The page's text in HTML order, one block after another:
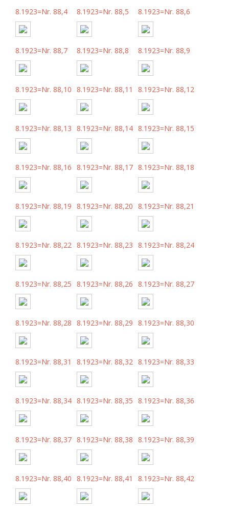
8.1923=Nr. 88,4 8.1923=Nr. 88,5 8.1923=Nr. 88,6
8.1923=Nr. 88,7 8.1923=Nr. 88,8 8.1923=Nr. 88,9
8.1923=Nr. 88,10 8.1923=Nr. 88,11 8.1923=Nr. 88,12
8.1923=Nr. 88,13 8.1923=Nr. 88,14 8.1923=Nr. 88,15
8.1923=Nr. 88,16 8.1923=Nr. 88,17 8.1923=Nr. 88,18
8.1923=Nr. 88,19 8.1923=Nr. 88,20 8.1923=Nr. 88,21
8.1923=Nr. 88,22 8.1923=Nr. 88,23 8.1923=Nr. 88,24
8.1923=Nr. 88,25 8.1923=Nr. 88,26 8.1923=Nr. 88,27
8.1923=Nr. 88,28 8.1923=Nr. 88,29 8.1923=Nr. 88,30
8.1923=Nr. 88,31 8.1923=Nr. 88,32 8.1923=Nr. 88,33
8.1923=Nr. 88,34 8.1923=Nr. 88,35 8.1923=Nr. 88,36
8.1923=Nr. 88,37 8.1923=Nr. 88,38 8.1923=Nr. 88,39
8.1923=Nr. 88,40 8.1923=Nr. 88,41 8.1923=Nr. 88,42